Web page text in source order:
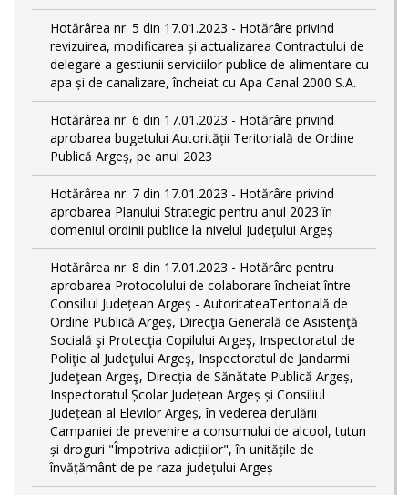
Hotărârea nr. 5 din 17.01.2023 - Hotărâre privind
revizuirea, modificarea și actualizarea Contractului de
delegare a gestiunii serviciilor publice de alimentare cu
apa și de canalizare, încheiat cu Apa Canal 2000 S.A.
Hotărârea nr. 6 din 17.01.2023 - Hotărâre privind
aprobarea bugetului Autorității Teritorială de Ordine
Publică Argeș, pe anul 2023
Hotărârea nr. 7 din 17.01.2023 - Hotărâre privind
aprobarea Planului Strategic pentru anul 2023 în
domeniul ordinii publice la nivelul Judeţului Argeş
Hotărârea nr. 8 din 17.01.2023 - Hotărâre pentru
aprobarea Protocolului de colaborare încheiat între
Consiliul Județean Argeș - AutoritateaTeritorială de
Ordine Publică Argeş, Direcţia Generală de Asistenţă
Socială şi Protecţia Copilului Argeş, Inspectoratul de
Poliţie al Judeţului Argeş, Inspectoratul de Jandarmi
Judeţean Argeş, Direcția de Sănătate Publică Argeș,
Inspectoratul Școlar Județean Argeș și Consiliul
Județean al Elevilor Argeș, în vederea derulării
Campaniei de prevenire a consumului de alcool, tutun
și droguri "Împotriva adicțiilor", în unitățile de
învățământ de pe raza județului Argeș